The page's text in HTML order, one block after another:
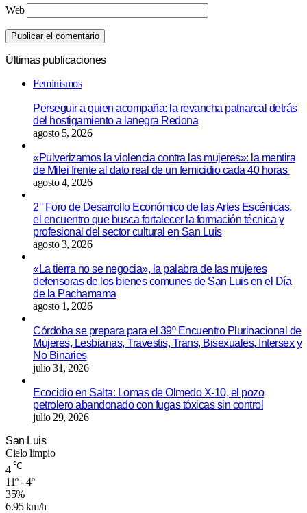
Web
Últimas publicaciones
Feminismos
Perseguir a quien acompaña: la revancha patriarcal detrás
del hostigamiento a lanegra Redona
agosto 5, 2026
«Pulverizamos la violencia contra las mujeres»: la mentira
de Milei frente al dato real de un femicidio cada 40 horas
agosto 4, 2026
2° Foro de Desarrollo Económico de las Artes Escénicas,
el encuentro que busca fortalecer la formación técnica y
profesional del sector cultural en San Luis
agosto 3, 2026
«La tierra no se negocia», la palabra de las mujeres
defensoras de los bienes comunes de San Luis en el Día
de la Pachamama
agosto 1, 2026
Córdoba se prepara para el 39º Encuentro Plurinacional de
Mujeres, Lesbianas, Travestis, Trans, Bisexuales, Intersex y
No Binaries
julio 31, 2026
Ecocidio en Salta: Lomas de Olmedo X-10, el pozo
petrolero abandonado con fugas tóxicas sin control
julio 29, 2026
San Luis
Cielo limpio
4 ℃
11º - 4º
35%
6.95 km/h